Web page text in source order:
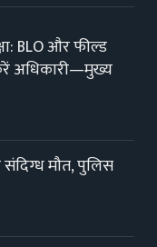
BLO और फील्ड
अधिकारी—मुख्य
मौत, पुलिस